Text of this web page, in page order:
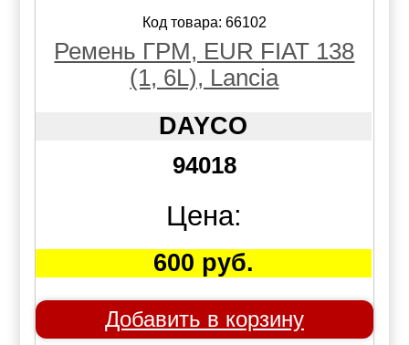
Код товара: 66102
Ремень ГРМ, EUR FIAT 138
(1, 6L), Lancia
DAYCO
94018
Цена:
600 руб.
Добавить в корзину